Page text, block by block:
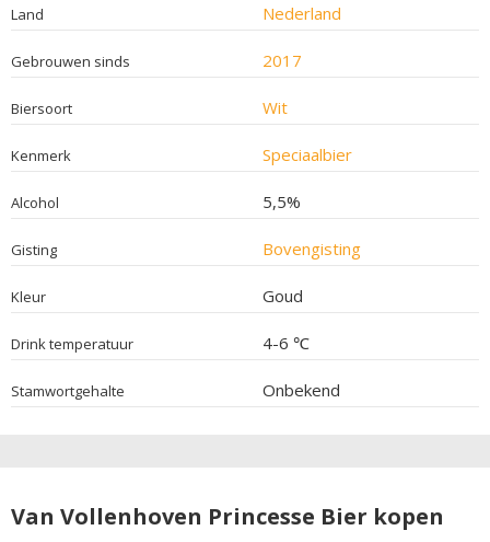
Land Nederland
Gebrouwen sinds 2017
Biersoort Wit
Kenmerk Speciaalbier
Alcohol 5,5%
Gisting Bovengisting
Kleur Goud
Drink temperatuur 4-6 ℃
Stamwortgehalte Onbekend
Van Vollenhoven Princesse Bier kopen